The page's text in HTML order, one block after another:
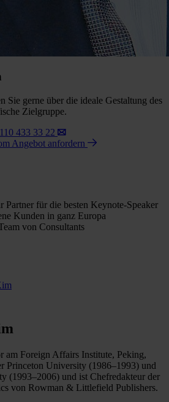
Sie gerne über die ideale Gestaltung des
Zielgruppe.
433 33 22
Angebot anfordern
Partner für die besten Keynote-Speaker
Kunden in ganz Europa
von Consultants
am Foreign Affairs Institute, Peking,
Princeton University (1986–1993) und
(1993–2006) und ist Chefredakteur der
von Rowman & Littlefield Publishers.